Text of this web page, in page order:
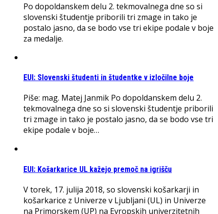
Po dopoldanskem delu 2. tekmovalnega dne so si
slovenski študentje priborili tri zmage in tako je
postalo jasno, da se bodo vse tri ekipe podale v boje
za medalje.
EUI: Slovenski študenti in študentke v izločilne boje
Piše: mag. Matej Janmik Po dopoldanskem delu 2.
tekmovalnega dne so si slovenski študentje priborili
tri zmage in tako je postalo jasno, da se bodo vse tri
ekipe podale v boje…
EUI: Košarkarice UL kažejo premoč na igrišču
V torek, 17. julija 2018, so slovenski košarkarji in
košarkarice z Univerze v Ljubljani (UL) in Univerze
na Primorskem (UP) na Evropskih univerzitetnih